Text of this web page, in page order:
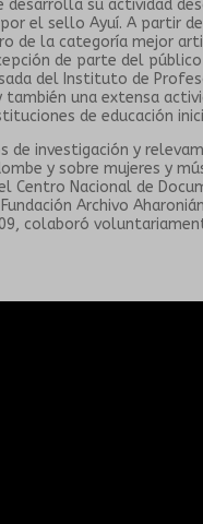
su actividad
por el sello Ayuí. A partir
de la categoría mejor
de parte del
del Instituto de
una extensa
de educación
de investigación y
y sobre mujeres y
Nacional de
Archivo
colaboró